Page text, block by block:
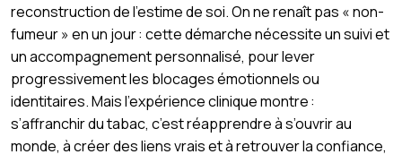
reconstruction de l’estime de soi. On ne renaît pas « non-
fumeur » en un jour : cette démarche nécessite un suivi et
un accompagnement personnalisé, pour lever
progressivement les blocages émotionnels ou
identitaires. Mais l’expérience clinique montre :
s’affranchir du tabac, c’est réapprendre à s’ouvrir au
monde, à créer des liens vrais et à retrouver la confiance,